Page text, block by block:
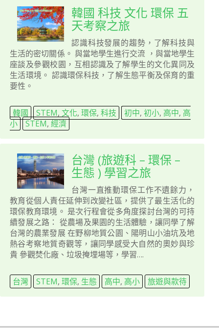
韓國 科技 文化 環保 五
天考察之旅
認識科技發展的趨勢，了解科技與
生活的密切關係。 與當地學生進行交流 ，與當地學生
座談及參觀校園，互相認識及了解學生的文化異同及
生活環境。 認識環保科技，了解生態平衡及保育的重
要性。
韓國 STEM, 文化, 環保, 科技 初中, 初小, 高中, 高
小
STEM, 經濟
台灣 (旅遊科 – 環保 –
生態 ) 學習之旅
台灣一直推動環保工作不遺餘力，
教育從個人責任延伸到改變社區，提供了最生活化的
環保教育環境。 是次行程會從多角度探討台灣的可持
續發展之路： 從農場及果園的生活體驗，讓同學了解
台灣的農業發展 在野柳地質公園、陽明山小油坑及地
熱谷考察地質奇觀等，讓同學感受大自然的奧妙與珍
貴 參觀焚化廠、垃圾掩埋場等，學習….
台灣 STEM, 環保, 生態 高中, 高小 旅遊與款待